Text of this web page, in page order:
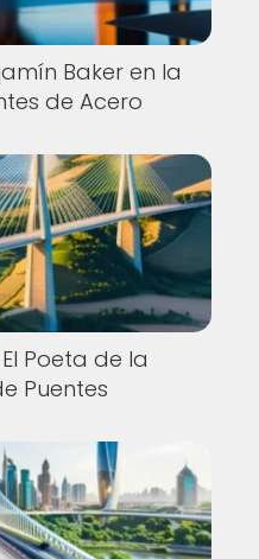
Baker en la
de Acero
Poeta de la
Puentes